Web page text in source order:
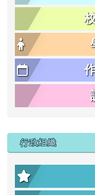
行政組織